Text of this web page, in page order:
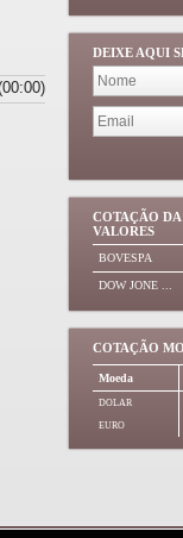
DEIXE AQUI
COTAÇÃO DA
VALORES
BOVESPA
DOW JONE ...
COTAÇÃO
Moeda
DOLAR
EURO